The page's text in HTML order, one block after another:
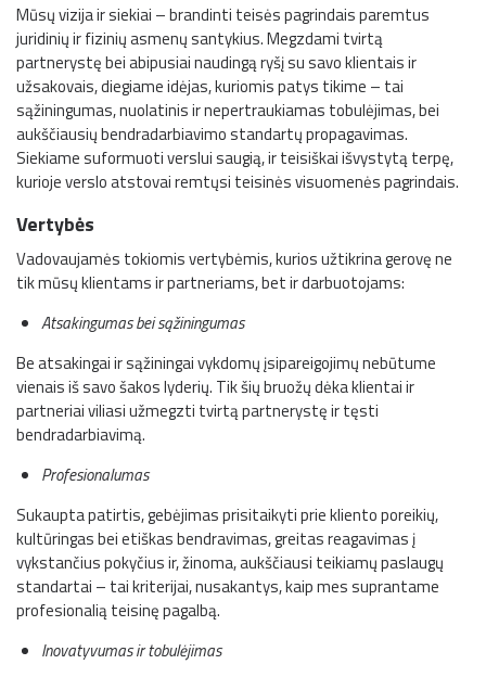
Mūsų vizija ir siekiai – brandinti teisės pagrindais paremtus
juridinių ir fizinių asmenų santykius. Megzdami tvirtą
partnerystę bei abipusiai naudingą ryšį su savo klientais ir
užsakovais, diegiame idėjas, kuriomis patys tikime – tai
sąžiningumas, nuolatinis ir nepertraukiamas tobulėjimas, bei
aukščiausių bendradarbiavimo standartų propagavimas.
Siekiame suformuoti verslui saugią, ir teisiškai išvystytą terpę,
kurioje verslo atstovai remtųsi teisinės visuomenės pagrindais.
Vertybės
Vadovaujamės tokiomis vertybėmis, kurios užtikrina gerovę ne
tik mūsų klientams ir partneriams, bet ir darbuotojams:
Atsakingumas bei sąžiningumas
Be atsakingai ir sąžiningai vykdomų įsipareigojimų nebūtume
vienais iš savo šakos lyderių. Tik šių bruožų dėka klientai ir
partneriai viliasi užmegzti tvirtą partnerystę ir tęsti
bendradarbiavimą.
Profesionalumas
Sukaupta patirtis, gebėjimas prisitaikyti prie kliento poreikių,
kultūringas bei etiškas bendravimas, greitas reagavimas į
vykstančius pokyčius ir, žinoma, aukščiausi teikiamų paslaugų
standartai – tai kriterijai, nusakantys, kaip mes suprantame
profesionalią teisinę pagalbą.
Inovatyvumas ir tobulėjimas